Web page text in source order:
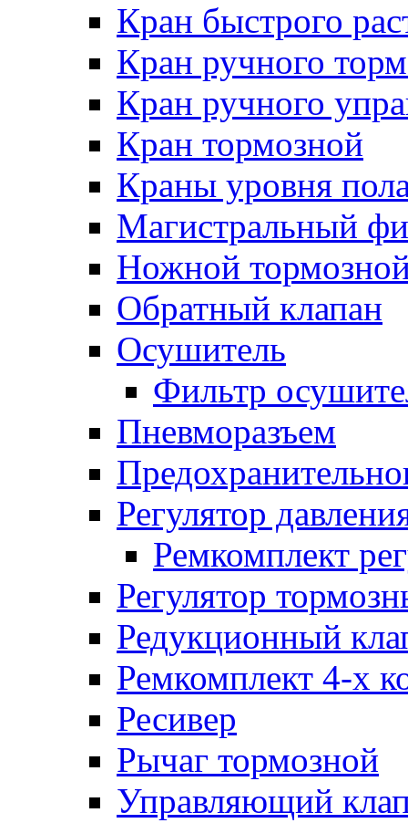
Кран быстрого
Кран ручного
Кран ручного
Кран тормозной
Краны уровня
Магистральный
Ножной
Обратный клапан
Осушитель
Фильтр
Пневморазъем
Регулятор
Ремкомплект
Регулятор
Редукционный
Ремкомплект 4-х
Ресивер
Рычаг тормозной
Управляющий